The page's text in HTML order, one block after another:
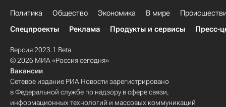
Политика Общество Экономика В мире
Спецпроекты
Реклама Продукты и сервисы Пресс-
Версия 2023.1 Beta
© 2026 МИА «Россия сегодня»
Вакансии
Сетевое издание РИА Новости зарегистрировано
в Федеральной службе по надзору в сфере связи,
информационных технологий и массовых коммуникаций